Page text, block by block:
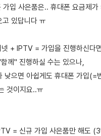
가입 사은품은.. 휴대폰 요금제
있답니다 ㅠ
+ IPTV = 가입을 진행하신다
께" 진행하실 수는 있으나,
낮으면 아쉽게도 휴대폰 가입(=
것이지요..ㅠ
= 신규 가입 사은품만 해도